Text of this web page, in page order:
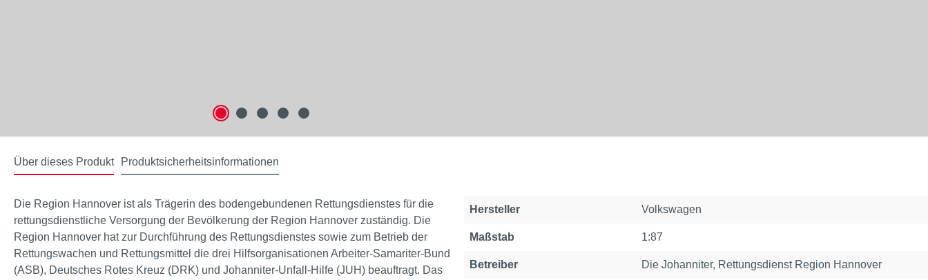
Über dieses Produkt Produktsicherheitsinformationen
Die Region Hannover ist als Trägerin des bodengebundenen Rettungsdienstes für die
rettungsdienstliche Versorgung der Bevölkerung der Region Hannover zuständig. Die
Region Hannover hat zur Durchführung des Rettungsdienstes sowie zum Betrieb der
Rettungswachen und Rettungsmittel die drei Hilfsorganisationen Arbeiter-Samariter-Bund
(ASB), Deutsches Rotes Kreuz (DRK) und Johanniter-Unfall-Hilfe (JUH) beauftragt. Das
Hersteller Volkswagen
Maßstab 1:87
Betreiber Die Johanniter, Rettungsdienst Region Hannover